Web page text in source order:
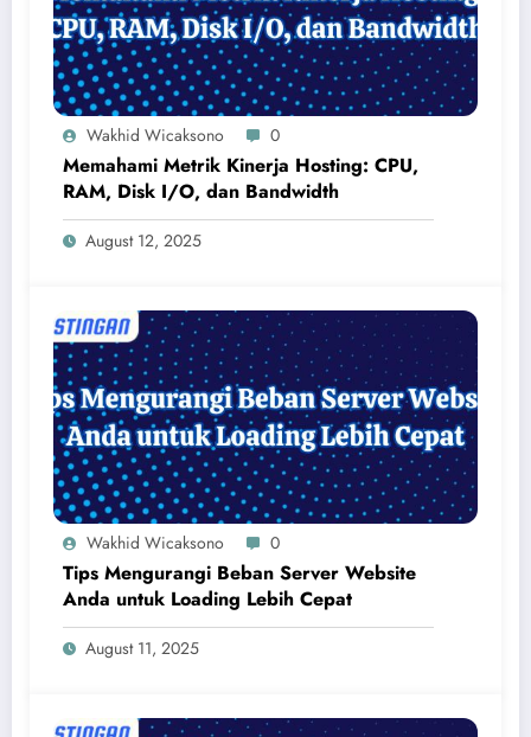
Wakhid Wicaksono 0
Memahami Metrik Kinerja Hosting: CPU,
RAM, Disk I/O, dan Bandwidth
August 12, 2025
Wakhid Wicaksono 0
Tips Mengurangi Beban Server Website
Anda untuk Loading Lebih Cepat
August 11, 2025